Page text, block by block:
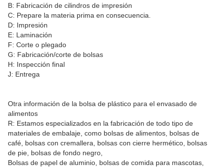
B: Fabricación de cilindros de impresión
C: Prepare la materia prima en consecuencia.
D: Impresión
E: Laminación
F: Corte o plegado
G: Fabricación/corte de bolsas
H: Inspección final
J: Entrega
Otra información de la bolsa de plástico para el envasado de
alimentos
R: Estamos especializados en la fabricación de todo tipo de
materiales de embalaje, como bolsas de alimentos, bolsas de
café, bolsas con cremallera, bolsas con cierre hermético, bolsas
de pie, bolsas de fondo negro,
Bolsas de papel de aluminio, bolsas de comida para mascotas,